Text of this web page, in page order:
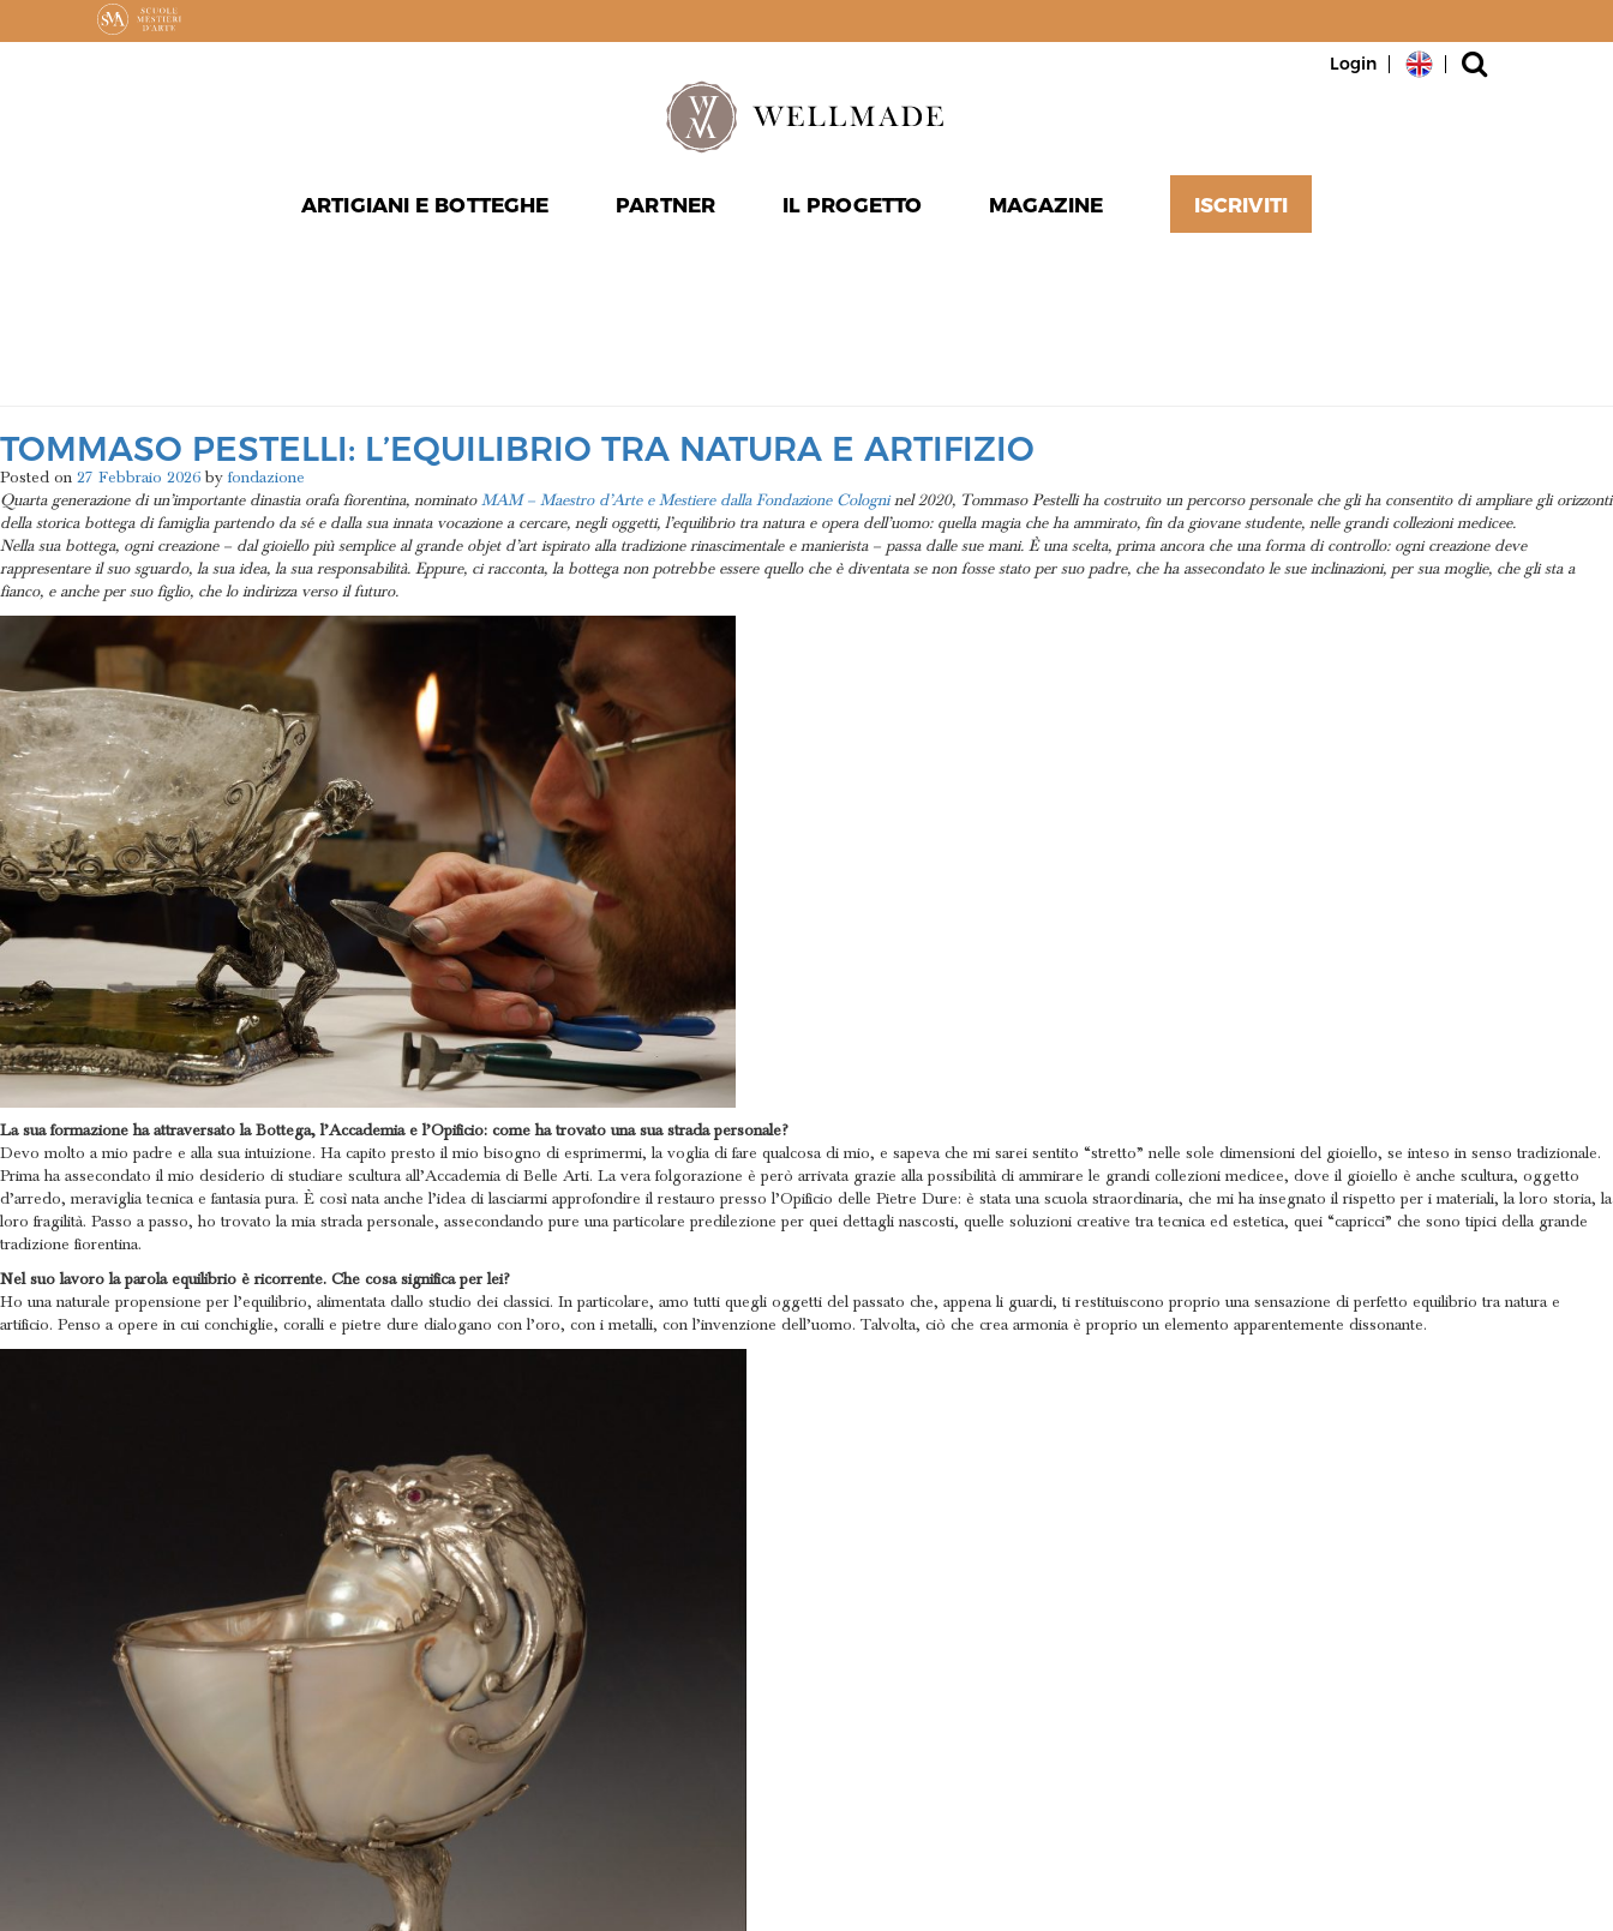
Login
ARTIGIANI E BOTTEGHE PARTNER IL PROGETTO MAGAZINE ISCRIVITI
TOMMASO PESTELLI: L’EQUILIBRIO TRA NATURA E ARTIFIZIO
Posted on 27 Febbraio 2026 by fondazione
Quarta generazione di un’importante dinastia orafa fiorentina, nominatoMAM – Maestro d’Arte e Mestiere dalla Fondazione Cologninel 2020, Tommaso Pestelli ha costruito un percorso personale che gli ha consentito di ampliare gli orizzonti
della storica bottega di famiglia partendo da sé e dalla sua innata vocazione a cercare, negli oggetti, l’equilibrio tra natura e opera dell’uomo: quella magia che ha ammirato, fin da giovane studente, nelle grandi collezioni medicee.
Nella sua bottega, ogni creazione – dal gioiello più semplice al grande objet d’art ispirato alla tradizione rinascimentale e manierista – passa dalle sue mani. È una scelta, prima ancora che una forma di controllo: ogni creazione deve
rappresentare il suo sguardo, la sua idea, la sua responsabilità. Eppure, ci racconta, la bottega non potrebbe essere quello che è diventata se non fosse stato per suo padre, che ha assecondato le sue inclinazioni, per sua moglie, che gli sta a
fianco, e anche per suo figlio, che lo indirizza verso il futuro.
La sua formazione ha attraversato la Bottega, l’Accademia e l’Opificio: come ha trovato una sua strada personale?
Devo molto a mio padre e alla sua intuizione. Ha capito presto il mio bisogno di esprimermi, la voglia di fare qualcosa di mio, e sapeva che mi sarei sentito “stretto” nelle sole dimensioni del gioiello, se inteso in senso tradizionale.
Prima ha assecondato il mio desiderio di studiare scultura all’Accademia di Belle Arti. La vera folgorazione è però arrivata grazie alla possibilità di ammirare le grandi collezioni medicee, dove il gioiello è anche scultura, oggetto
d’arredo, meraviglia tecnica e fantasia pura. È così nata anche l’idea di lasciarmi approfondire il restauro presso l’Opificio delle Pietre Dure: è stata una scuola straordinaria, che mi ha insegnato il rispetto per i materiali, la loro storia, la
loro fragilità. Passo a passo, ho trovato la mia strada personale, assecondando pure una particolare predilezione per quei dettagli nascosti, quelle soluzioni creative tra tecnica ed estetica, quei “capricci” che sono tipici della grande
tradizione fiorentina.
Nel suo lavoro la parola equilibrio è ricorrente. Che cosa significa per lei?
Ho una naturale propensione per l’equilibrio, alimentata dallo studio dei classici. In particolare, amo tutti quegli oggetti del passato che, appena li guardi, ti restituiscono proprio una sensazione di perfetto equilibrio tra natura e
artificio. Penso a opere in cui conchiglie, coralli e pietre dure dialogano con l’oro, con i metalli, con l’invenzione dell’uomo. Talvolta, ciò che crea armonia è proprio un elemento apparentemente dissonante.